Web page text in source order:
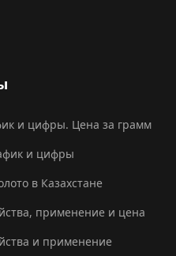
и цифры. Цена за грамм
и цифры
в Казахстане
применение и цена
и применение